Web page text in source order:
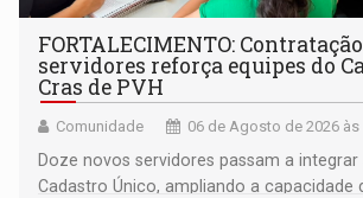
FORTALECIMENTO:
servidores reforça equipes do
Cras de PVH
Comunidade 06 de Agosto de 2026 às
Doze novos servidores passam a integrar
Cadastro Único, ampliando a capacidade